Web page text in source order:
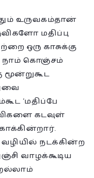
உருவகம்தான்
மதிப்பு
ஒரு காசுக்கு
நாம் கொஞ்சம்
மூன்றுகூட
‘மதிப்பே
கடவுள்
நடக்கின்ற
வாழக்கூடிய